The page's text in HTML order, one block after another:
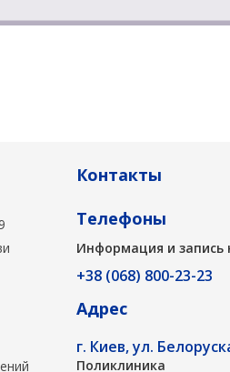
Контакты
Телефоны
Информация и запись
+38 (068) 800-23-23
Адрес
г. Киев, ул.
Поликлиника